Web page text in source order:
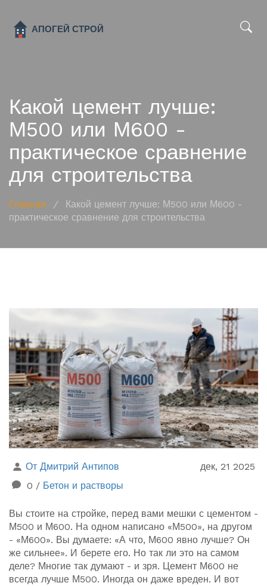
Какой цемент лучше:
М500 или М600 -
практическое сравнение
для строительства
Главная /
Какой цемент лучше: М500 или М600 -
практическое сравнение для строительства
От Дмитрий Антипов
дек, 21 2025
0 / Бетон и растворы
Вы стоите на стройке, перед вами мешки с цементом -
М500 и М600. На одном написано «М500», на другом
- «М600». Вы думаете: «А что, М600 явно лучше? Он
же сильнее». И берете его. Но так ли это на самом
деле? Многие так думают - и зря. Цемент М600 не
всегда лучше М500. Иногда он даже вреден. И вот